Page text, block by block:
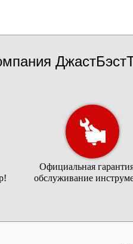
Официальная
обслуживание